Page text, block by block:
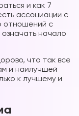
и как 7
ассоциации с
отношений с
начало
что так все
и наилучшей
к лучшему и